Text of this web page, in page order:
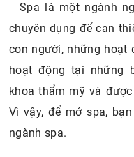
Spa là một ngành
chuyên dụng để can
con người, những hoạt
hoạt động tại những
khoa thẩm mỹ và
Vì vậy, để mở spa,
ngành spa.